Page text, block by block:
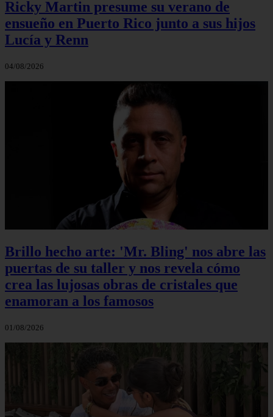
Ricky Martin presume su verano de
ensueño en Puerto Rico junto a sus hijos
Lucía y Renn
04/08/2026
Brillo hecho arte: 'Mr. Bling' nos abre las
puertas de su taller y nos revela cómo
crea las lujosas obras de cristales que
enamoran a los famosos
01/08/2026